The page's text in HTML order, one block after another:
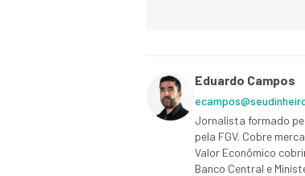
Eduardo Campos
Jornalista formado
pela FGV. Cobre
Valor Econômico
Banco Central e